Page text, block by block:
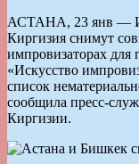
АСТАНА, 23 янв —
Киргизия снимут
импровизаторах для
«Искусство
список
сообщила пресс-
Киргизии.